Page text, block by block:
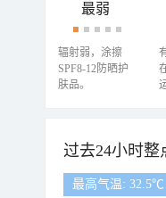
最弱
辐射弱，涂擦
SPF8-12防晒护
肤品。
过去24小时整
最高气温: